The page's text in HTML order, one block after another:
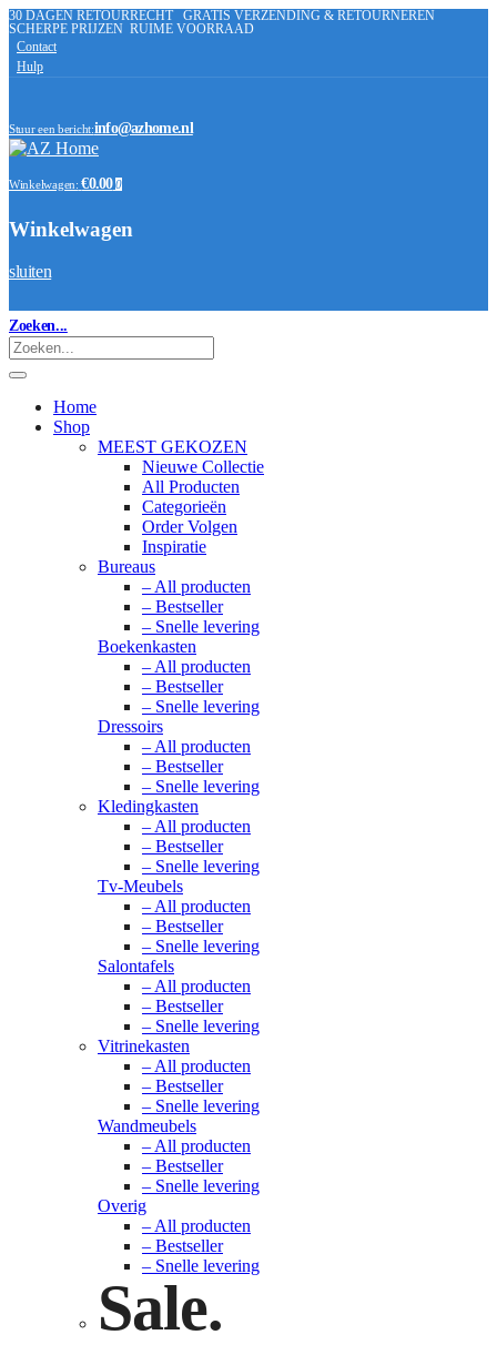
30 DAGEN RETOURRECHT GRATIS VERZENDING & RETOURNEREN
SCHERPE PRIJZEN RUIME VOORRAAD
Contact
Hulp
Stuur een bericht:info@azhome.nl
Winkelwagen: €0.00 0
Winkelwagen
sluiten
Zoeken...
Home
Shop
MEEST GEKOZEN
Nieuwe Collectie
All Producten
Categorieën
Order Volgen
Inspiratie
Bureaus
– All producten
– Bestseller
– Snelle levering
Boekenkasten
– All producten
– Bestseller
– Snelle levering
Dressoirs
– All producten
– Bestseller
– Snelle levering
Kledingkasten
– All producten
– Bestseller
– Snelle levering
Tv-Meubels
– All producten
– Bestseller
– Snelle levering
Salontafels
– All producten
– Bestseller
– Snelle levering
Vitrinekasten
– All producten
– Bestseller
– Snelle levering
Wandmeubels
– All producten
– Bestseller
– Snelle levering
Overig
– All producten
– Bestseller
– Snelle levering
Sale.